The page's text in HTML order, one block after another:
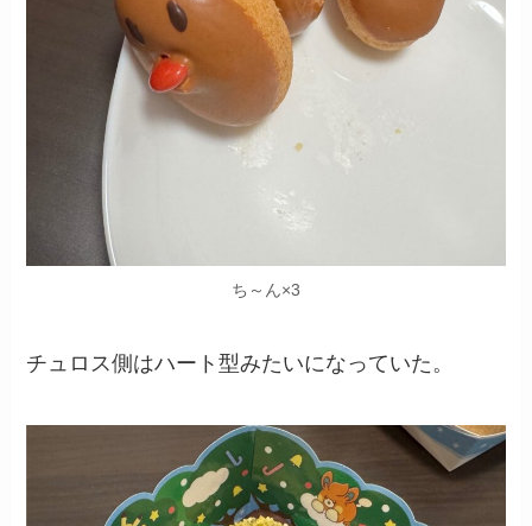
ち～ん×3
チュロス側はハート型みたいになっていた。